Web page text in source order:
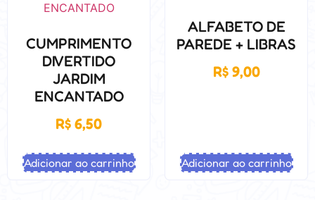
CUMPRIMENTO
DIVERTIDO
JARDIM
ENCANTADO
R$ 6,50
Adicionar ao carrinho
ALFABETO DE
PAREDE + LIBRAS
R$9,00
Adicionar ao carrinho